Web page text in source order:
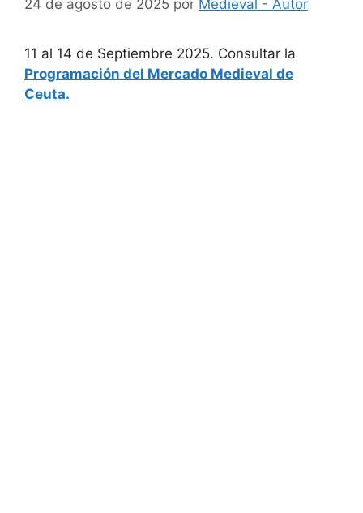
24 de agosto de 2025 por Medieval - Autor
11 al 14 de Septiembre 2025. Consultar la
Programación del Mercado Medieval de
Ceuta.